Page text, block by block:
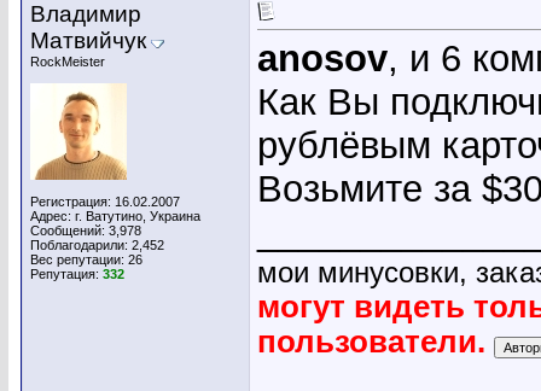
Владимир
Матвийчук
RockMeister
Регистрация: 16.02.2007
Адрес: г. Ватутино, Украина
Сообщений: 3,978
Поблагодарили: 2,452
Вес репутации: 26
Репутация: 332
anosov, и 6
Как Вы
рублёвым
Возьмите за
мои минусовки,
могут видеть
пользователи.